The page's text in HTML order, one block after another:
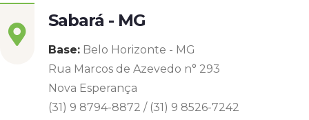
Sabará - MG
Base: Belo Horizonte - MG
Rua Marcos de Azevedo n° 293
Nova Esperança
(31) 9 8794-8872 / (31) 9 8526-7242